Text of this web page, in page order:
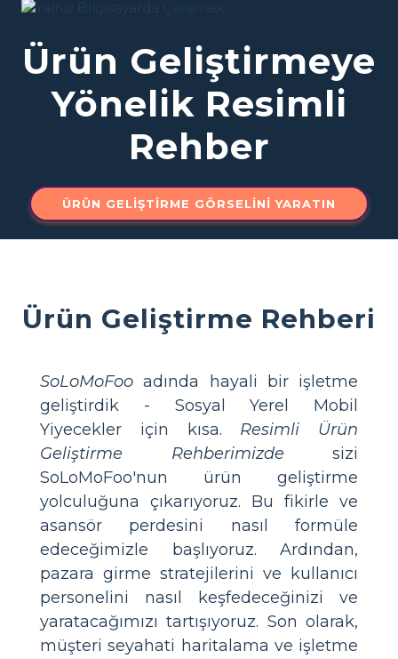
Ürün Geliştirmeye
Yönelik Resimli
Rehber
ÜRÜN GELIŞTIRME GÖRSELINI YARATIN
Ürün Geliştirme Rehberi
SoLoMoFoo adında hayali bir işletme
geliştirdik - Sosyal Yerel Mobil
Yiyecekler için kısa. Resimli Ürün
Geliştirme Rehberimizde sizi
SoLoMoFoo'nun ürün geliştirme
yolculuğuna çıkarıyoruz. Bu fikirle ve
asansör perdesini nasıl formüle
edeceğimizle başlıyoruz. Ardından,
pazara girme stratejilerini ve kullanıcı
personelini nasıl keşfedeceğinizi ve
yaratacağımızı tartışıyoruz. Son olarak,
müşteri seyahati haritalama ve işletme